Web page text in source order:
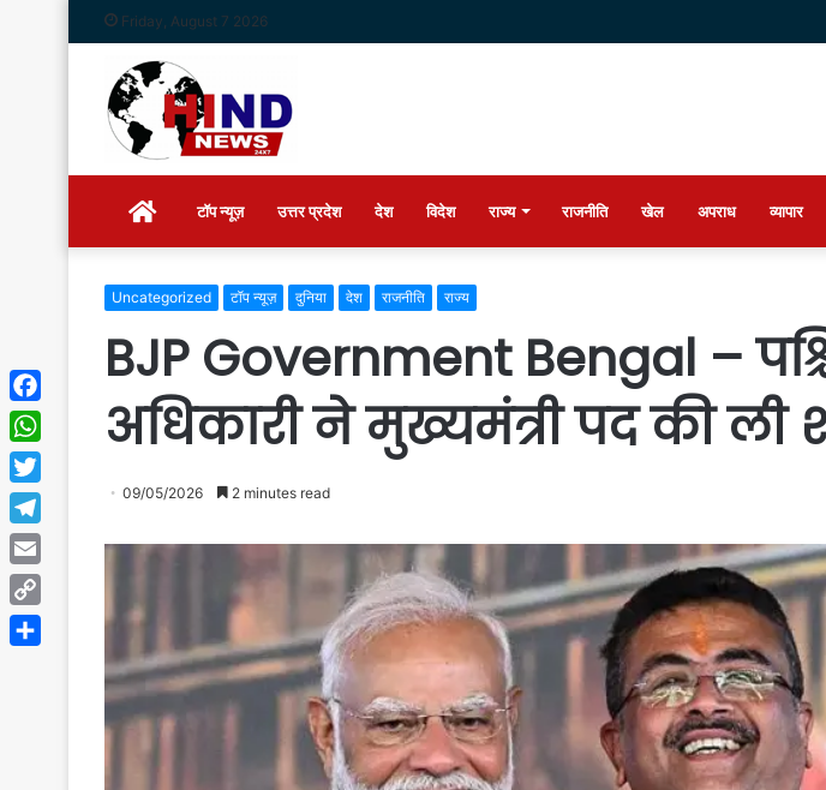
Friday, August 7 2026
Homeटॉप न्यूज़ उत्तर प्रदेश देश विदेश राज्य राजनीति खेल अपराध व्यापार
Uncategorized टॉप न्यूज़ दुनिया देश राजनीति राज्य
BJP Government Bengal –
अधिकारी ने मुख्यमंत्री पद की ली
09/05/2026 2 minutes read
Facebook
WhatsApp
Twitter
Telegram
Email
Copy
Link